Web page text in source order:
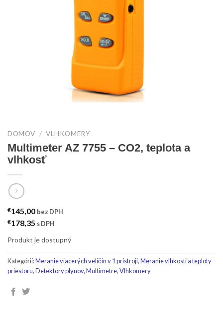
DOMOV / VLHKOMERY
Multimeter AZ 7755 – CO2, teplota a
vlhkosť
€145,00 bez DPH
€178,35 s DPH
Produkt je dostupný
Kategórií:Meranie viacerých veličín v 1 prístroji,Meranie vlhkosti a teploty
priestoru,Detektory plynov,Multimetre,Vlhkomery